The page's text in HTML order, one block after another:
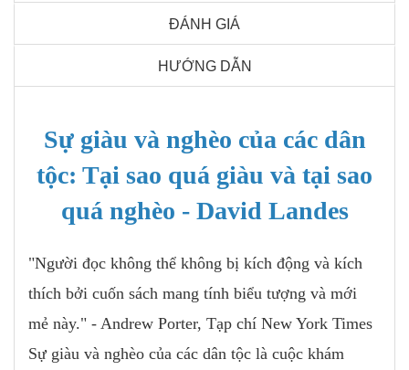
ĐÁNH GIÁ
HƯỚNG DẪN
Sự giàu và nghèo của các dân
tộc: Tại sao quá giàu và tại sao
quá nghèo - David Landes
"Người đọc không thể không bị kích động và kích
thích bởi cuốn sách mang tính biểu tượng và mới
mẻ này." - Andrew Porter, Tạp chí New York Times
Sự giàu và nghèo của các dân tộc là cuộc khám